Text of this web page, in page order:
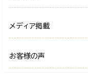
メディア掲載
お客様の声